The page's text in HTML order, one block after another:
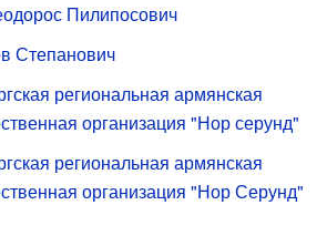
Пилипосович
Степанович
региональная армянская
организация "Нор серунд"
региональная армянская
организация "Нор Серунд"